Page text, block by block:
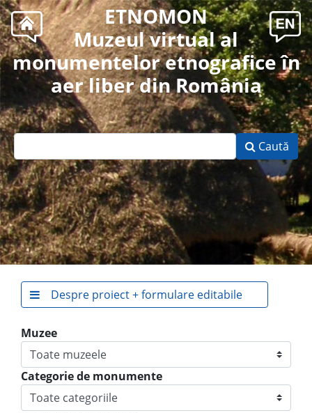
ETNOMON
Muzeul virtual al
monumentelor etnografice în
aer liber din România
Caută
Despre proiect + formulare editabile
Muzee
Categorie de monumente